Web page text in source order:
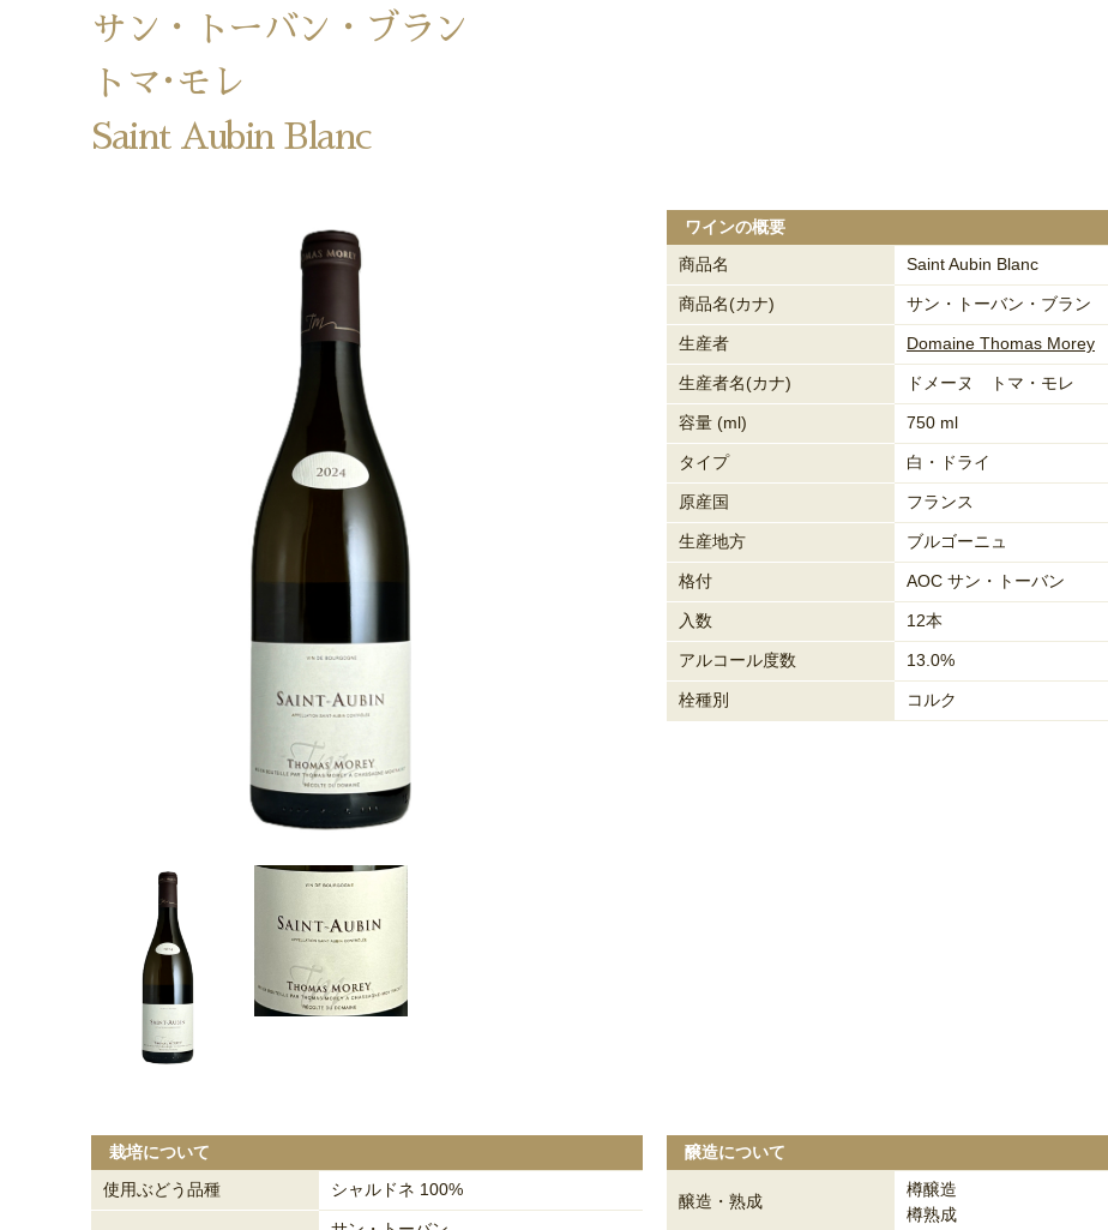
サン・トーバン・ブラン
トマ･モレ
Saint Aubin Blanc
ワインの概要
商品名
Saint Aubin Blanc
商品名(カナ) サン・トーバン・ブラン
生産者 Domaine Thomas Morey
生産者名(カナ) ドメーヌ トマ・モレ
容量 (ml) 750 ml
タイプ 白・ドライ
原産国 フランス
生産地方 ブルゴーニュ
格付 AOC サン・トーバン
入数 12本
アルコール度数 13.0%
栓種別 コルク
栽培について
使用ぶどう品種
シャルドネ 100%
醸造について
醸造・熟成
樽醸造
樽熟成